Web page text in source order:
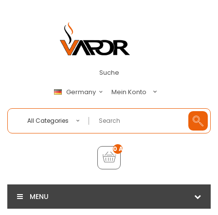
Suche
Germany Mein Konto
All Categories
0 Artikel - €0,00
MENU